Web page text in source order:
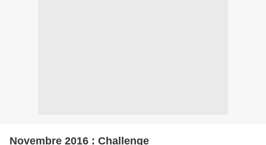
Novembre 2016 : Challenge